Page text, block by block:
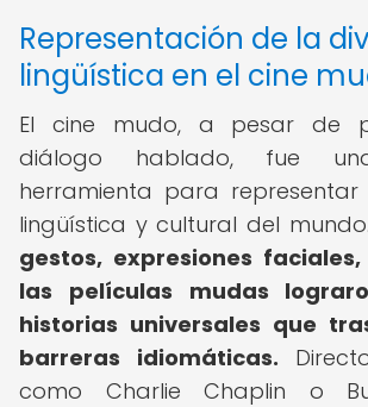
Representación de la
lingüística en el cine
El cine mudo, a pesar de
diálogo hablado, fue
herramienta para representar
lingüística y cultural del mundo.
gestos, expresiones
las películas mudas
historias universales que
barreras idiomáticas.
como Charlie Chaplin o